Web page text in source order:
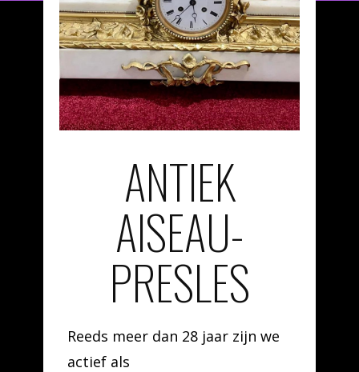
ANTIEK
AISEAU-
PRESLES
Reeds meer dan 28 jaar zijn we
actief als